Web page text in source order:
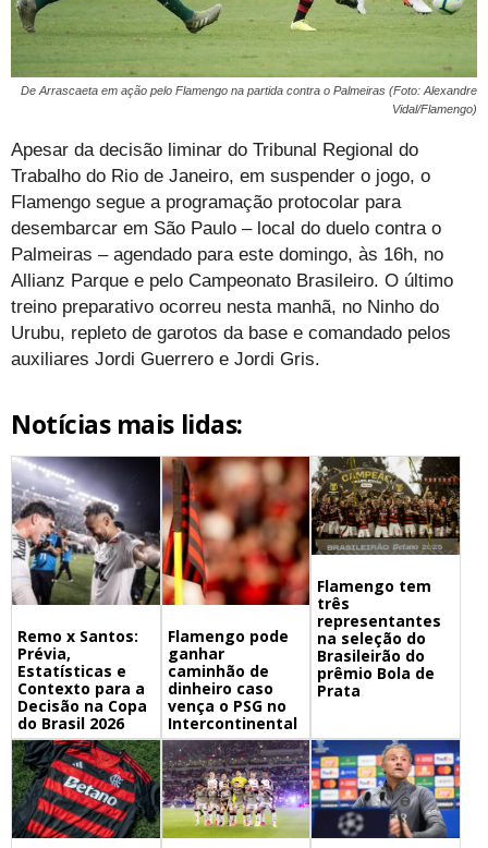
De Arrascaeta em ação pelo Flamengo na partida contra o Palmeiras (Foto: Alexandre
Vidal/Flamengo)
Apesar da decisão liminar do Tribunal Regional do
Trabalho do Rio de Janeiro, em suspender o jogo, o
Flamengo segue a programação protocolar para
desembarcar em São Paulo – local do duelo contra o
Palmeiras – agendado para este domingo, às 16h, no
Allianz Parque e pelo Campeonato Brasileiro. O último
treino preparativo ocorreu nesta manhã, no Ninho do
Urubu, repleto de garotos da base e comandado pelos
auxiliares Jordi Guerrero e Jordi Gris.
Notícias mais lidas:
Remo x Santos:
Prévia,
Estatísticas e
Contexto para a
Decisão na Copa
do Brasil 2026
Flamengo pode
ganhar
caminhão de
dinheiro caso
vença o PSG no
Intercontinental
Flamengo tem
três
representantes
na seleção do
Brasileirão do
prêmio Bola de
Prata